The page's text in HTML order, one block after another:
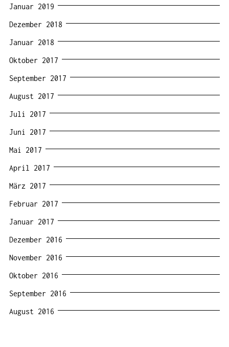
Januar 2019
Dezember 2018
Januar 2018
Oktober 2017
September 2017
August 2017
Juli 2017
Juni 2017
Mai 2017
April 2017
März 2017
Februar 2017
Januar 2017
Dezember 2016
November 2016
Oktober 2016
September 2016
August 2016